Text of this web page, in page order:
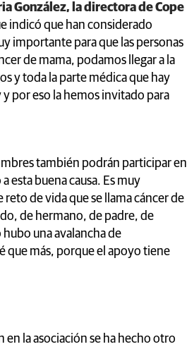
González, la directora de Cope
indicó que han considerado
importante para que las personas
de mama, podamos llegar a la
y toda la parte médica que hay
por eso la hemos invitado para
también podrán participar en
esta buena causa. Es muy
de vida que se llama cáncer de
de hermano, de padre, de
una avalancha de
que más, porque el apoyo tiene
en la asociación se ha hecho otro